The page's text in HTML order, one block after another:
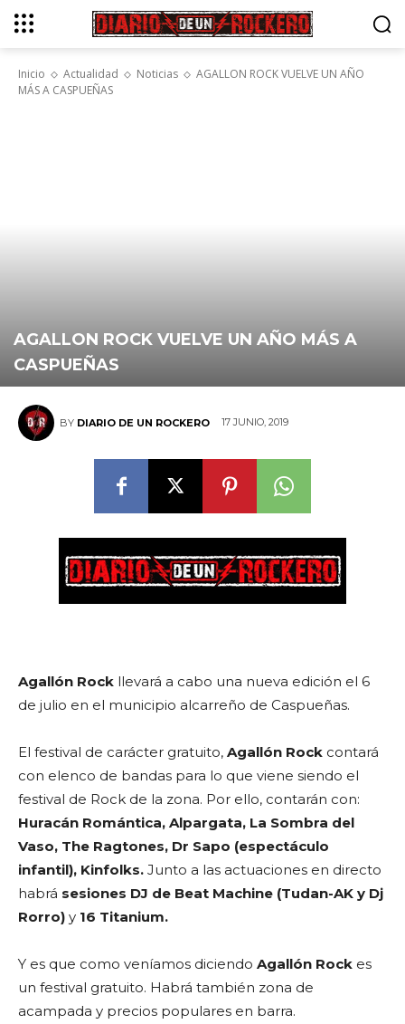
Inicio Actualidad Noticias
AGALLON ROCK VUELVE UN AÑO
MÁS A CASPUEÑAS
AGALLON ROCK VUELVE UN AÑO MÁS A
CASPUEÑAS
BY DIARIO DE UN ROCKERO 17 JUNIO, 2019
Agallón Rock llevará a cabo una nueva edición el 6
de julio en el municipio alcarreño de Caspueñas.
El festival de carácter gratuito, Agallón Rock contará
con elenco de bandas para lo que viene siendo el
festival de Rock de la zona. Por ello, contarán con:
Huracán Romántica, Alpargata, La Sombra del
Vaso, The Ragtones, Dr Sapo (espectáculo
infantil), Kinfolks. Junto a las actuaciones en directo
habrá sesiones DJ de Beat Machine (Tudan-AK y Dj
Rorro) y 16 Titanium.
Y es que como veníamos diciendo Agallón Rock es
un festival gratuito. Habrá también zona de
acampada y precios populares en barra.